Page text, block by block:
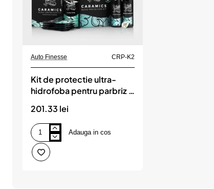
Auto Finesse CRP-K2
Kit de protectie ultra-
hidrofoba pentru parbriz -
201.33 lei
Kit
de
protectie
ultra-
Adauga in cos